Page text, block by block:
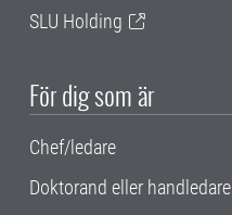
SLU Holding
För dig som är
Chef/ledare
Doktorand eller handledare